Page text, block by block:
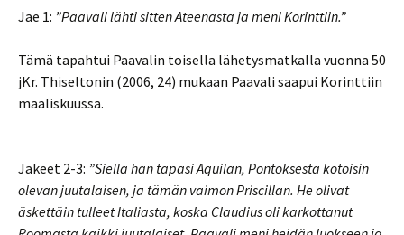
Jae 1: ”Paavali lähti sitten Ateenasta ja meni Korinttiin.”
Tämä tapahtui Paavalin toisella lähetysmatkalla vuonna 50
jKr. Thiseltonin (2006, 24) mukaan Paavali saapui Korinttiin
maaliskuussa.
Jakeet 2-3: ”Siellä hän tapasi Aquilan, Pontoksesta kotoisin
olevan juutalaisen, ja tämän vaimon Priscillan. He olivat
äskettäin tulleet Italiasta, koska Claudius oli karkottanut